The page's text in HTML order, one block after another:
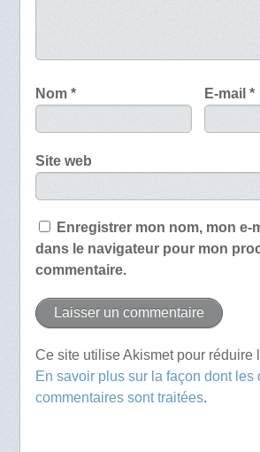
Nom * E-mail*
Site web
Enregistrer mon nom, mon e-
dans le navigateur pour mon
commentaire.
Ce site utilise Akismet pour réduire
En savoir plus sur la façon dont les
commentaires sont traitées.